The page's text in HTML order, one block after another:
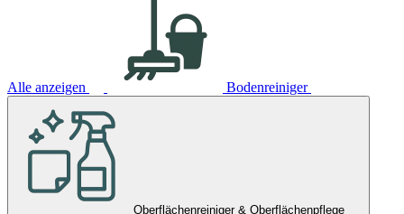
Alle anzeigen Bodenreiniger
Oberflächenreiniger & Oberflächenpflege